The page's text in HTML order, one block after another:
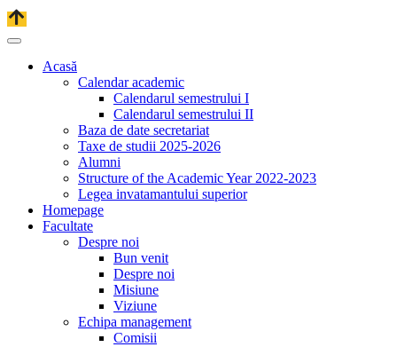
Acasă
Calendar academic
Calendarul semestrului I
Calendarul semestrului II
Baza de date secretariat
Taxe de studii 2025-2026
Alumni
Structure of the Academic Year 2022-2023
Legea invatamantului superior
Homepage
Facultate
Despre noi
Bun venit
Despre noi
Misiune
Viziune
Echipa management
Comisii